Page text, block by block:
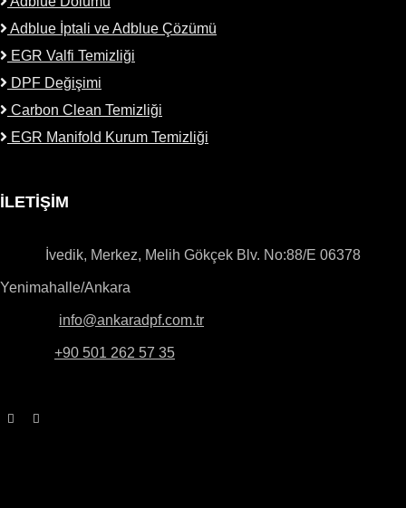
Adblue İptali ve Adblue Çözümü
EGR Valfi Temizliği
DPF Değişimi
Carbon Clean Temizliği
EGR Manifold Kurum Temizliği
İLETİŞİM
İvedik, Merkez, Melih Gökçek Blv. No:88/E 06378
Yenimahalle/Ankara
info@ankaradpf.com.tr
+90 501 262 57 35